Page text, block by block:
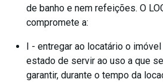
de banho e nem refeições. O
compromete a:
I - entregar ao locatário o
estado de servir ao uso a que
garantir, durante o tempo da